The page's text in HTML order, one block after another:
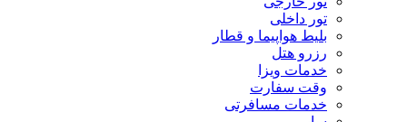
تور داخلی
بلیط هواپیما و قطار
رزرو هتل
خدمات ویزا
وقت سفارت
خدمات مسافرتی